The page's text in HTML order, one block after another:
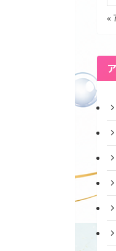
«